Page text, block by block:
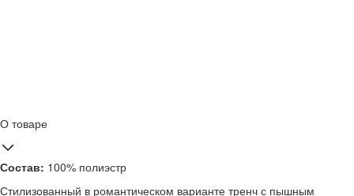
О товаре
Состав: 100% полиэстр
Стилизованный в романтическом варианте тренч с пышным